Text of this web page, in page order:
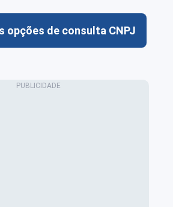
opções de consulta CNPJ